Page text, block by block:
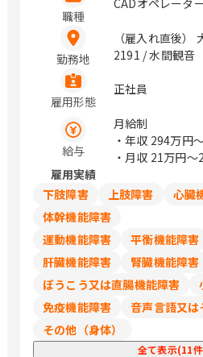
職種
CADオペレータ
勤務地
（雇入れ直後）
2191 / 水間観音
雇用形態
正社員
給与
月給制
・年収 294万円
・月収 21万円〜
雇用実績
下肢障害
上肢障害
心臓
体幹機能障害
運動機能障害
平衡機能障害
肝臓機能障害
腎臓機能障害
ぼうこう又は直腸機能障害
免疫機能障害
音声言語又
その他（身体）
全て表示(11